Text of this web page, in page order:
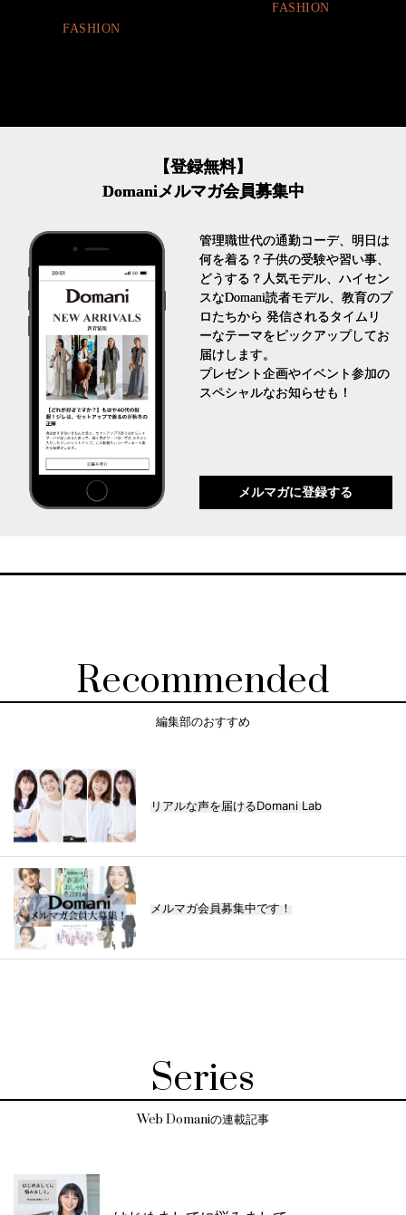
【登録無料】
Domaniメルマガ会員募集中
管理職世代の通勤コーデ、明日は
何を着る？子供の受験や習い事、
どうする？人気モデル、ハイセン
スなDomani読者モデル、教育のプ
ロたちから 発信されるタイムリ
ーなテーマをピックアップしてお
届けします。
プレゼント企画やイベント参加の
スペシャルなお知らせも！
メルマガに登録する
Recommended
編集部のおすすめ
リアルな声を届けるDomani Lab
メルマガ会員募集中です！
Series
Web Domaniの連載記事